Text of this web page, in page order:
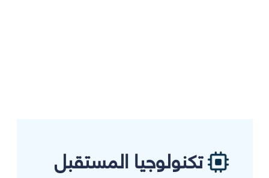
تكنولوجيا المستقبل